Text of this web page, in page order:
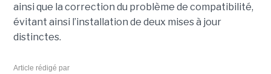
ainsi que la correction du problème de compatibilité,
évitant ainsi l’installation de deux mises à jour
distinctes.
Article rédigé par